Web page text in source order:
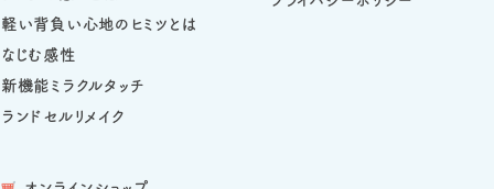
軽い背負い心地のヒミツとは
なじむ感性
新機能ミラクルタッチ
ランドセルリメイク